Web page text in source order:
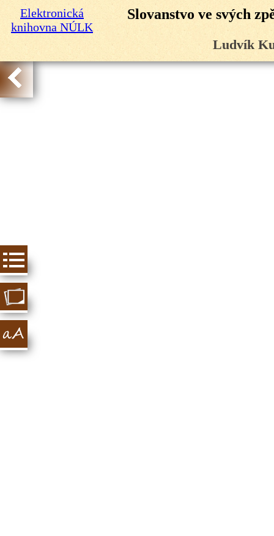
Elektronická
knihovna NÚLK
Slovanstvo ve svých
Ludvík